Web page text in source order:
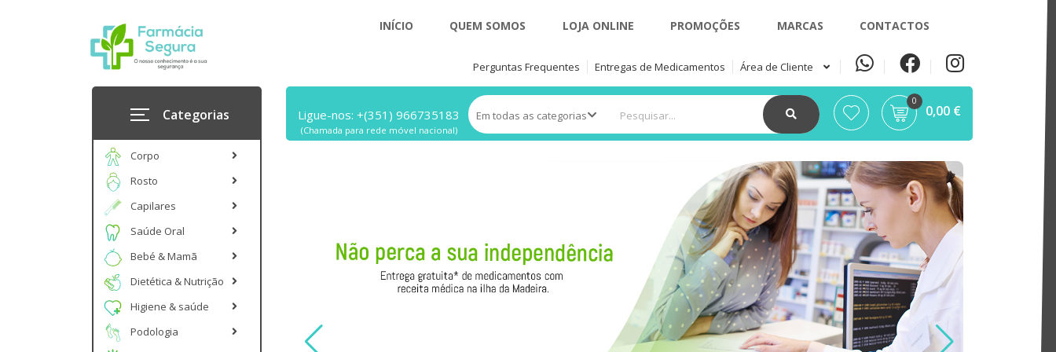
INÍCIO QUEM SOMOS LOJA ONLINE PROMOÇÕES MARCAS CONTACTOS
Perguntas Frequentes Entregas de Medicamentos Área de Cliente
Categorias
Corpo
Rosto
Capilares
Saúde Oral
Bebé & Mamã
Dietética & Nutrição
Higiene & saúde
Podologia
Ligue-nos:+(351) 966735183
(Chamada para rede móvel nacional)
0
0,00 €